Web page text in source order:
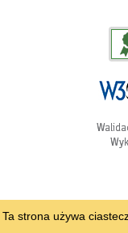
Ta strona używa